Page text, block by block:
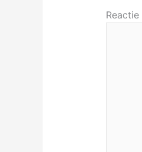
Reactie